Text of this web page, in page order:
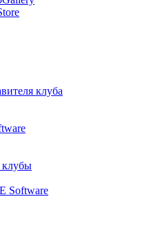
клуба
клубы
Software